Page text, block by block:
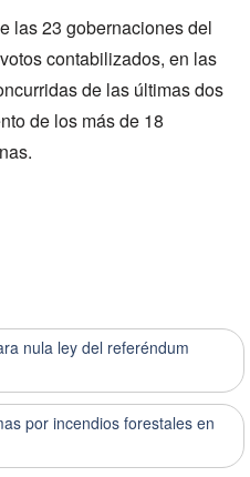
las 23 gobernaciones del
contabilizados, en las
de las últimas dos
de los más de 18
nula ley del referéndum
por incendios forestales en